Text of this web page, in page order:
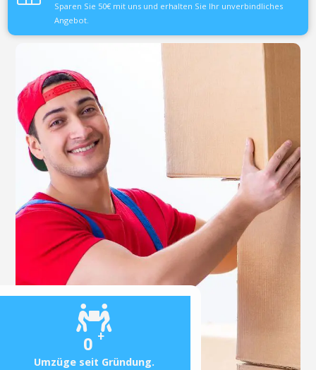
0 +
Umzüge seit Gründung.
Sparen Sie 50€ mit uns und erhalten Sie Ihr unverbindliches
Angebot.